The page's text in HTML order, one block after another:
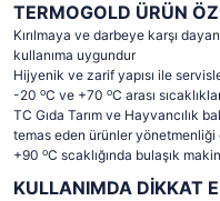
TERMOGOLD ÜRÜN
Kırılmaya ve darbeye karşı
kullanıma uygundur
Hijyenik ve zarif yapısı ile
-20 oC ve +70 oC arası
TC Gıda Tarım ve Hayvancılık
temas eden ürünler
+90 oC scaklığında bulaşık
KULLANIMDA DİKKAT